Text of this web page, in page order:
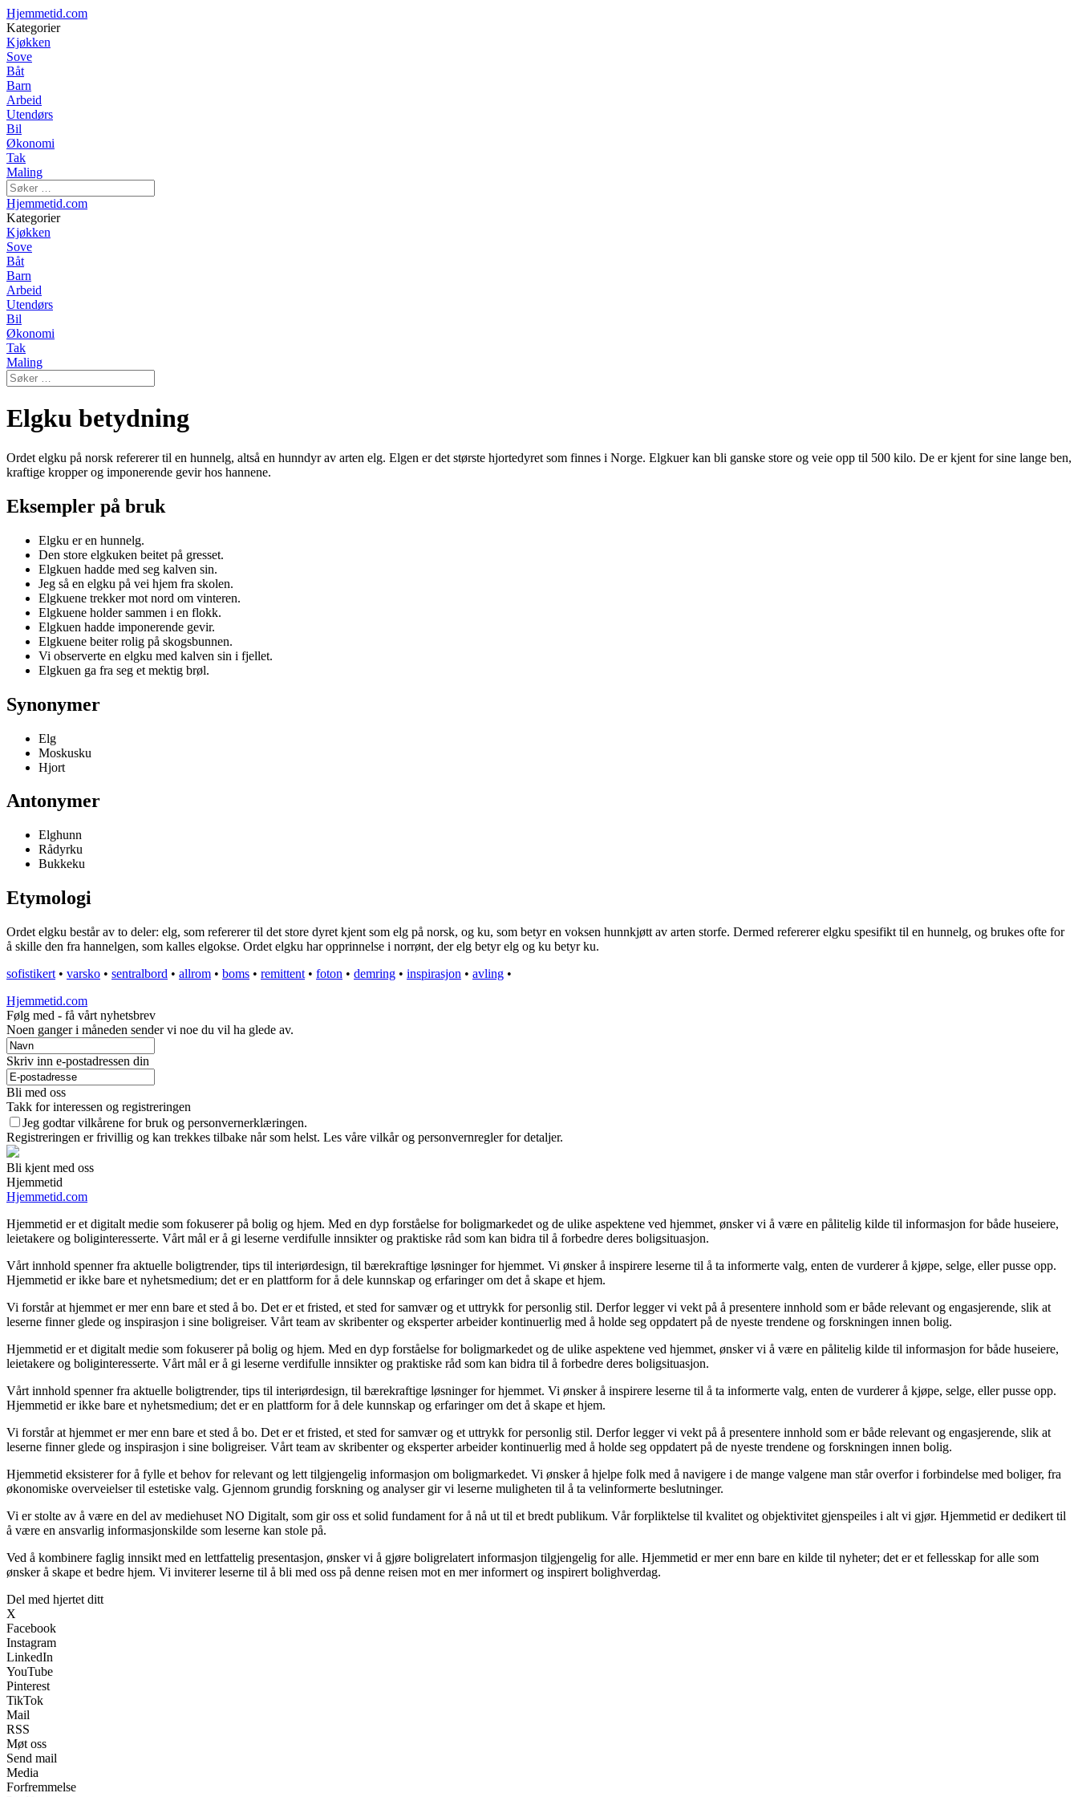
Hjemmetid.com
Kategorier
Kjøkken
Sove
Båt
Barn
Arbeid
Utendørs
Bil
Økonomi
Tak
Maling
Hjemmetid.com
Kategorier
Kjøkken
Sove
Båt
Barn
Arbeid
Utendørs
Bil
Økonomi
Tak
Maling
Elgku betydning
Ordet elgku på norsk refererer til en hunnelg, altså en hunndyr av arten elg. Elgen er det største hjortedyret som finnes i Norge. Elgkuer kan bli ganske store og veie opp til 500 kilo. De er kjent for sine lange ben,
kraftige kropper og imponerende gevir hos hannene.
Eksempler på bruk
Elgku er en hunnelg.
Den store elgkuken beitet på gresset.
Elgkuen hadde med seg kalven sin.
Jeg så en elgku på vei hjem fra skolen.
Elgkuene trekker mot nord om vinteren.
Elgkuene holder sammen i en flokk.
Elgkuen hadde imponerende gevir.
Elgkuene beiter rolig på skogsbunnen.
Vi observerte en elgku med kalven sin i fjellet.
Elgkuen ga fra seg et mektig brøl.
Synonymer
Elg
Moskusku
Hjort
Antonymer
Elghunn
Rådyrku
Bukkeku
Etymologi
Ordet elgku består av to deler: elg, som refererer til det store dyret kjent som elg på norsk, og ku, som betyr en voksen hunnkjøtt av arten storfe. Dermed refererer elgku spesifikt til en hunnelg, og brukes ofte for
å skille den fra hannelgen, som kalles elgokse. Ordet elgku har opprinnelse i norrønt, der elg betyr elg og ku betyr ku.
sofistikert • varsko • sentralbord • allrom • boms • remittent • foton • demring • inspirasjon • avling •
Hjemmetid.com
Følg med - få vårt nyhetsbrev
Noen ganger i måneden sender vi noe du vil ha glede av.
Skriv inn e-postadressen din
Bli med oss
Takk for interessen og registreringen
Jeg godtar vilkårene for bruk og personvernerklæringen.
Registreringen er frivillig og kan trekkes tilbake når som helst. Les våre vilkår og personvernregler for detaljer.
Bli kjent med oss
Hjemmetid
Hjemmetid.com
Hjemmetid er et digitalt medie som fokuserer på bolig og hjem. Med en dyp forståelse for boligmarkedet og de ulike aspektene ved hjemmet, ønsker vi å være en pålitelig kilde til informasjon for både huseiere,
leietakere og boliginteresserte. Vårt mål er å gi leserne verdifulle innsikter og praktiske råd som kan bidra til å forbedre deres boligsituasjon.
Vårt innhold spenner fra aktuelle boligtrender, tips til interiørdesign, til bærekraftige løsninger for hjemmet. Vi ønsker å inspirere leserne til å ta informerte valg, enten de vurderer å kjøpe, selge, eller pusse opp.
Hjemmetid er ikke bare et nyhetsmedium; det er en plattform for å dele kunnskap og erfaringer om det å skape et hjem.
Vi forstår at hjemmet er mer enn bare et sted å bo. Det er et fristed, et sted for samvær og et uttrykk for personlig stil. Derfor legger vi vekt på å presentere innhold som er både relevant og engasjerende, slik at
leserne finner glede og inspirasjon i sine boligreiser. Vårt team av skribenter og eksperter arbeider kontinuerlig med å holde seg oppdatert på de nyeste trendene og forskningen innen bolig.
Hjemmetid er et digitalt medie som fokuserer på bolig og hjem. Med en dyp forståelse for boligmarkedet og de ulike aspektene ved hjemmet, ønsker vi å være en pålitelig kilde til informasjon for både huseiere,
leietakere og boliginteresserte. Vårt mål er å gi leserne verdifulle innsikter og praktiske råd som kan bidra til å forbedre deres boligsituasjon.
Vårt innhold spenner fra aktuelle boligtrender, tips til interiørdesign, til bærekraftige løsninger for hjemmet. Vi ønsker å inspirere leserne til å ta informerte valg, enten de vurderer å kjøpe, selge, eller pusse opp.
Hjemmetid er ikke bare et nyhetsmedium; det er en plattform for å dele kunnskap og erfaringer om det å skape et hjem.
Vi forstår at hjemmet er mer enn bare et sted å bo. Det er et fristed, et sted for samvær og et uttrykk for personlig stil. Derfor legger vi vekt på å presentere innhold som er både relevant og engasjerende, slik at
leserne finner glede og inspirasjon i sine boligreiser. Vårt team av skribenter og eksperter arbeider kontinuerlig med å holde seg oppdatert på de nyeste trendene og forskningen innen bolig.
Hjemmetid eksisterer for å fylle et behov for relevant og lett tilgjengelig informasjon om boligmarkedet. Vi ønsker å hjelpe folk med å navigere i de mange valgene man står overfor i forbindelse med boliger, fra
økonomiske overveielser til estetiske valg. Gjennom grundig forskning og analyser gir vi leserne muligheten til å ta velinformerte beslutninger.
Vi er stolte av å være en del av mediehuset NO Digitalt, som gir oss et solid fundament for å nå ut til et bredt publikum. Vår forpliktelse til kvalitet og objektivitet gjenspeiles i alt vi gjør. Hjemmetid er dedikert til
å være en ansvarlig informasjonskilde som leserne kan stole på.
Ved å kombinere faglig innsikt med en lettfattelig presentasjon, ønsker vi å gjøre boligrelatert informasjon tilgjengelig for alle. Hjemmetid er mer enn bare en kilde til nyheter; det er et fellesskap for alle som
ønsker å skape et bedre hjem. Vi inviterer leserne til å bli med oss på denne reisen mot en mer informert og inspirert bolighverdag.
Del med hjertet ditt
X
Facebook
Instagram
LinkedIn
YouTube
Pinterest
TikTok
Mail
RSS
Møt oss
Send mail
Media
Forfremmelse